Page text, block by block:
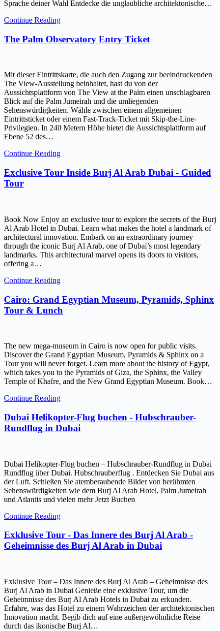
Sprache deiner Wahl Entdecke die unglaubliche architektonische…
Continue Reading
The Palm Observatory Entry Ticket
Mit dieser Eintrittskarte, die auch den Zugang zur beeindruckenden
The View-Ausstellung beinhaltet, hast du von der
Aussichtsplattform von The View at the Palm einen unschlagbaren
Blick auf die Palm Jumeirah und die umliegenden
Sehenswürdigkeiten. Wähle zwischen einem allgemeinen
Eintrittsticket oder einem Fast-Track-Ticket mit Skip-the-Line-
Privilegien. In 240 Metern Höhe bietet die Aussichtsplattform auf
Ebene 52 des…
Continue Reading
Exclusive Tour Inside Burj Al Arab Dubai - Guided
Tour
Book Now Enjoy an exclusive tour to explore the secrets of the Burj
Al Arab Hotel in Dubai. Learn what makes the hotel a landmark of
architectural innovation. Embark on an extraordinary journey
through the iconic Burj Al Arab, one of Dubai’s most legendary
landmarks. This architectural marvel opens its doors to visitors,
offering a…
Continue Reading
Cairo: Grand Egyptian Museum, Pyramids, Sphinx
Tour & Lunch
The new mega-museum in Cairo is now open for public visits.
Discover the Grand Egyptian Museum, Pyramids & Sphinx on a
Tour you will never forget. Learn more about the history of Egypt,
which takes you to the Pyramids of Giza, the Sphinx, the Valley
Temple of Khafre, and the New Grand Egyptian Museum. Book…
Continue Reading
Dubai Helikopter-Flug buchen - Hubschrauber-
Rundflug in Dubai
Dubai Helikopter-Flug buchen – Hubschrauber-Rundflug in Dubai
Rundflug über Dubai. Hubschrauberflug . Entdecken Sie Dubai aus
der Luft. Schießen Sie atemberaubende Bilder von berühmten
Sehenswürdigkeiten wie dem Burj Al Arab Hotel, Palm Jumeirah
und Atlantis und vielen mehr Jetzt Buchen
Continue Reading
Exklusive Tour - Das Innere des Burj Al Arab -
Geheimnisse des Burj Al Arab in Dubai
Exklusive Tour – Das Innere des Burj Al Arab – Geheimnisse des
Burj Al Arab in Dubai Genieße eine exklusive Tour, um die
Geheimnisse des Burj Al Arab Hotels in Dubai zu erkunden.
Erfahre, was das Hotel zu einem Wahrzeichen der architektonischen
Innovation macht. Begib dich auf eine außergewöhnliche Reise
durch das ikonische Burj Al…